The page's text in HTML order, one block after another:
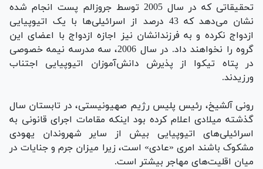
تحقیقاتی که در سال 2005 توسط جروزالم پست انجام شده
نشان می‌دهد که 43 درصد از اسرائیلی‌ها با یک اتیوپیایی
ازدواج نکرده و به فرزندانشان نیز اجازه ازدواج با اعضای این
گروه را نخواهند داد. در سال 2006، سه مدرسه نیمه خصوصی
در پتاه تیکوا از پذیرش دانش‌آموزان اتیوپیایی اجتناب
ورزیدند.
رونی آلشیخ، رئیس ‌پلیس رژیم صهیونیستی، در تابستان سال
گذشته میلادی اعلام کرده بود اینکه مقامات اجرای قانونی به
اسرائیلی‌های اتیوپیایی بیش از سایر شهروندان یهودی
مشکوک باشند امری «عادی» است، زیرا میزان جرم و جنایات در
میان اقلیت‌های مهاجر بیشتر است.